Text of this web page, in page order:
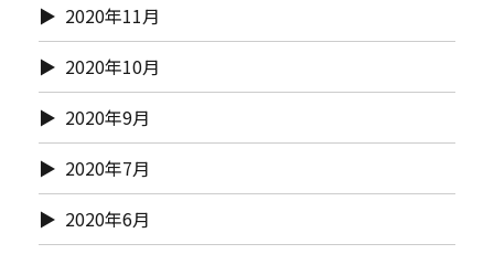
2020年11月
2020年10月
2020年9月
2020年7月
2020年6月